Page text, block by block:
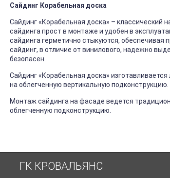
Сайдинг Корабельная доска
Сайдинг «Корабельная доска» – классический
сайдинга прост в монтаже и удобен в
сайдинга герметично стыкуются, обеспечивая
сайдинг, в отличие от винилового, надежно
безопасен.
Сайдинг «Корабельная доска»
на облегченную вертикальную подконструкцию.
Монтаж сайдинга на фасаде ведется
облегченную подконструкцию.
ГК КРОВАЛЬЯНС